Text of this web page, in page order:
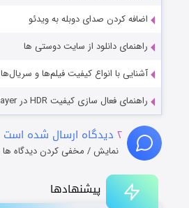
پیشنهادها
اضافه کردن صدای دوبله به ویدئو
راهنمای دانلود از سایت دوستی ها
آشنایی با انواع کیفیت فیلم‌ها و سریال‌ها
راهنمای فعال سازی کیفیت HDR در PotPlayer
۲ دیدگاه ارسال شده است
نمایش / مخفی کردن دیدگاه ها